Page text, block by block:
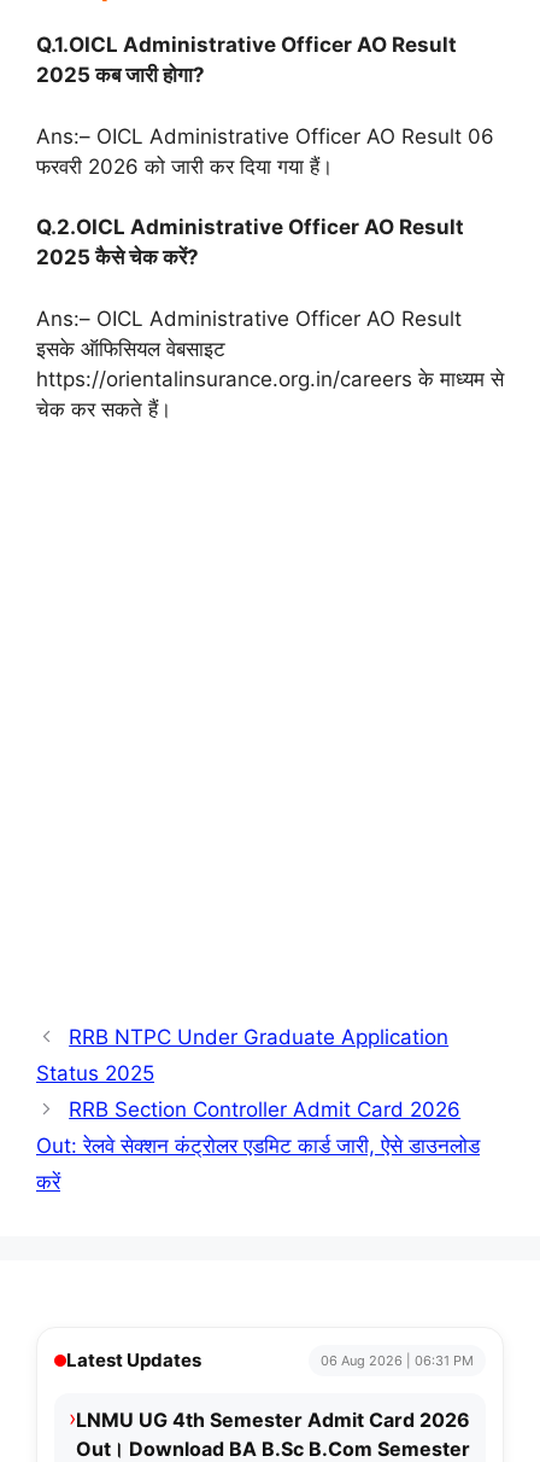
Q.1.OICL Administrative Officer AO Result
2025 कब जारी होगा?
Ans:– OICL Administrative Officer AO Result 06
फरवरी 2026 को जारी कर दिया गया हैं।
Q.2.OICL Administrative Officer AO Result
2025 कैसे चेक करें?
Ans:– OICL Administrative Officer AO Result
इसके ऑफिसियल वेबसाइट
https://orientalinsurance.org.in/careers के माध्यम से
चेक कर सकते हैं।
RRB NTPC Under Graduate Application
Status 2025
RRB Section Controller Admit Card 2026
Out: रेलवे सेक्शन कंट्रोलर एडमिट कार्ड जारी, ऐसे डाउनलोड
करें
Latest Updates 06 Aug 2026 | 06:31 PM
›LNMU UG 4th Semester Admit Card 2026
Out। Download BA B.Sc B.Com Semester